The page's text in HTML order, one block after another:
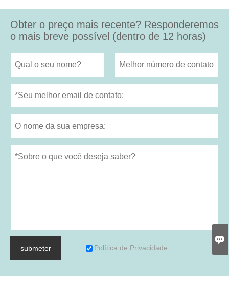
Obter o preço mais recente? Responderemos
o mais breve possível (dentro de 12 horas)
submeter Política de Privacidade
